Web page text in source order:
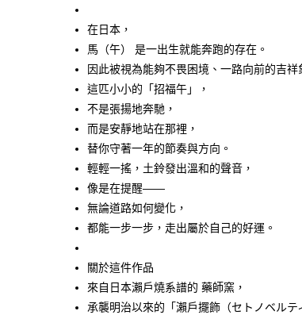
聯邦商業銀行
元大商業銀行
永豐商業銀行
台新國際商業銀行
中國信託商
台灣樂天信用卡公司
悠遊付
Google Pay
ATM付款
全家取貨付款
每筆NT$65，滿NT$999(含以上)免運費
每筆NT$65，滿NT$999(含以上)免運費
7-11取貨付款
每筆NT$65，滿NT$999(含以上)免運費
在日本，
馬（午） 是一出生就能奔跑的存在。
因此被視為能夠不畏困境、一路向前的吉祥
這匹小小的「招福午」，
不是張揚地奔馳，
而是安靜地站在那裡，
替你守著一年的節奏與方向。
輕輕一搖，土鈴發出溫和的聲音，
像是在提醒——
無論道路如何變化，
都能一步一步，走出屬於自己的好運。
關於這件作品
來自日本瀨戶燒系譜的 藥師窯，
承襲明治以來的「瀨戶擺飾（セトノベルテ